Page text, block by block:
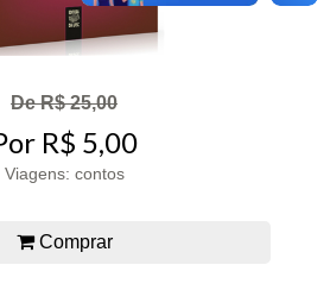
De R$ 25,00
R$ 5,00
Viagens: contos
Comprar